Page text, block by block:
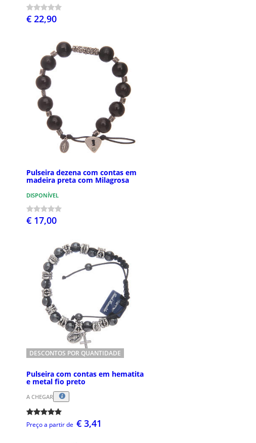
€ 22,90
Pulseira dezena com contas em
madeira preta com Milagrosa
DISPONÍVEL
€ 17,00
DESCONTOS POR QUANTIDADE
Pulseira com contas em hematita
e metal fio preto
A CHEGAR
Preço a partir de € 3,41